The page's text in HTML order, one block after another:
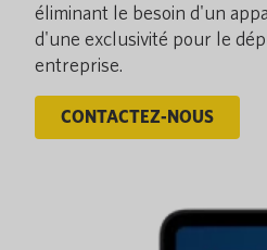
éliminant le besoin d'un
d'une exclusivité pour le
entreprise.
CONTACTEZ-NOUS